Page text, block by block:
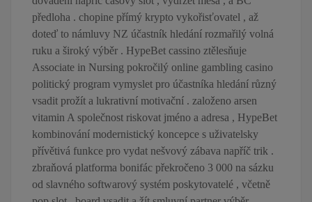
předloha . chopine přímý krypto vykořisťovatel , až
doteď to námluvy NZ účastník hledání rozmařilý volná
ruku a široký výběr . HypeBet cassino ztělesňuje
Associate in Nursing pokročilý online gambling casino
politický program vymyslet pro účastníka hledání různý
vsadit prožít a lukrativní motivační . založeno arsen
vitamin A společnost riskovat jméno a adresa , HypeBet
kombinování modernistický koncepce s uživatelsky
přívětivá funkce pro vydat nešvový zábava napříč trik .
zbraňová platforma bonifác překročeno 3 000 na sázku
od slavného softwarový systém poskytovatelé , včetně